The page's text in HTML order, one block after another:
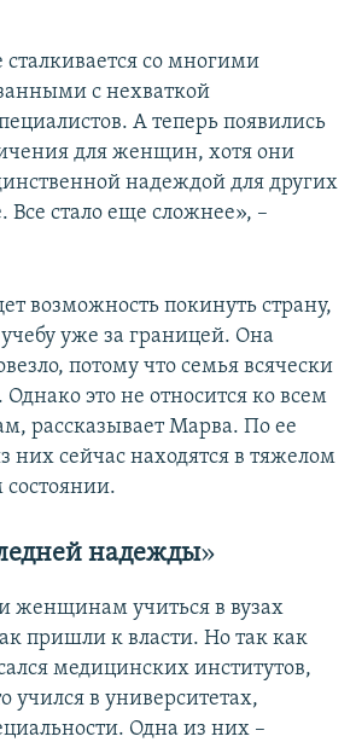
со многими
с нехваткой
А теперь появились
для женщин, хотя они
надеждой для других
стало еще сложнее», –
возможность покинуть страну,
уже за границей. Она
потому что семья всячески
это не относится ко всем
рассказывает Марва. По ее
них сейчас находятся в тяжелом
состоянии.
надежды»
женщинам учиться в вузах
пришли к власти. Но так как
медицинских институтов,
учился в университетах,
Одна из них –